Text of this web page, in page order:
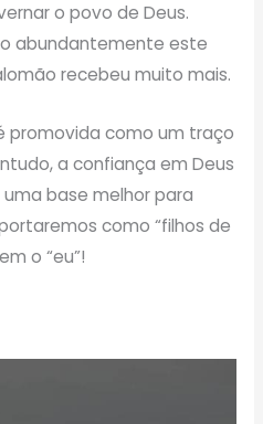
o povo de Deus.
abundantemente este
recebeu muito mais.
promovida como um traço
a confiança em Deus
base melhor para
como “filhos de
o “eu”!